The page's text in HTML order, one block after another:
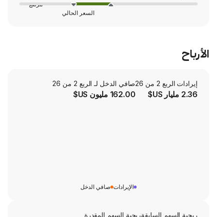
مرتفع
صافي الدخل لـ الربع 2 من 26
162.00 مليون US$
ربحية السهم المقدرة